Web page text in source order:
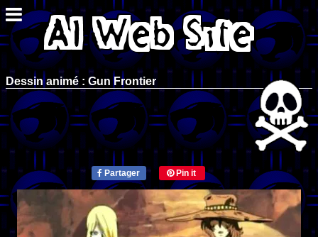
Dessin animé : Gun Frontier
Partager Pin it